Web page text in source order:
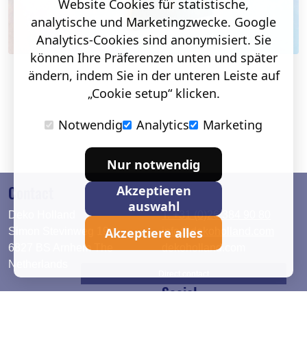
Contact
Deko Holland
Simon Stevinweg 19
6827 BS Arnhem The
Netherlands
T. +31 (0)26 384 90 80
info@dekoholland.com
dekoholland.com
Social
Website Cookies für statistische,
analytische und Marketingzwecke. Google
Analytics-Cookies sind anonymisiert. Sie
können Ihre Präferenzen unten und später
ändern, indem Sie in der unteren Leiste auf
„Cookie setup“ klicken.
Notwendig
Analytics Marketing
Nur notwendig
Akzeptieren
auswahl
Akzeptiere alles